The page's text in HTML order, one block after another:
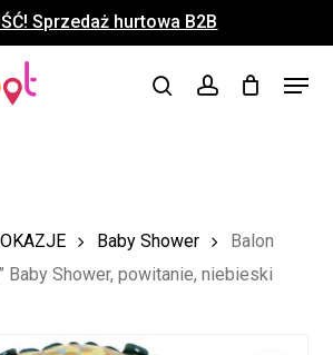
Sprzedaż hurtowa B2B
searchaccount
Menu
Close
OKAZJE Baby Shower
Balon
Baby Shower, powitanie, niebieski
Menu